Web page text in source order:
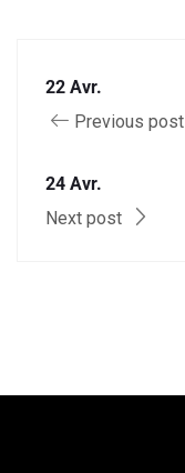
22 Avr.
Previous post
24 Avr.
Next post